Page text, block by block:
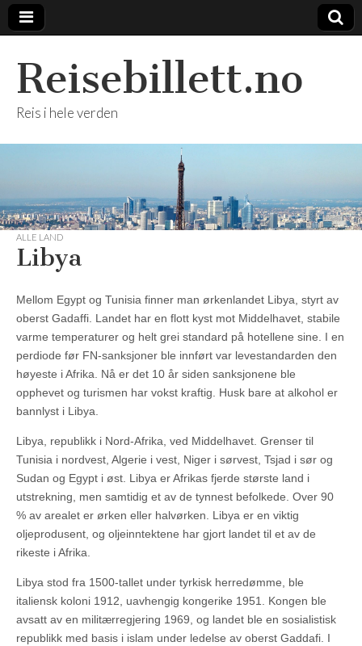
Reisebillett.no
Reis i hele verden
ALLE LAND
Libya
Mellom Egypt og Tunisia finner man ørkenlandet Libya, styrt av
oberst Gadaffi. Landet har en flott kyst mot Middelhavet, stabile
varme temperaturer og helt grei standard på hotellene sine. I en
perdiode før FN-sanksjoner ble innført var levestandarden den
høyeste i Afrika. Nå er det 10 år siden sanksjonene ble
opphevet og turismen har vokst kraftig. Husk bare at alkohol er
bannlyst i Libya.
Libya, republikk i Nord-Afrika, ved Middelhavet. Grenser til
Tunisia i nordvest, Algerie i vest, Niger i sørvest, Tsjad i sør og
Sudan og Egypt i øst. Libya er Afrikas fjerde største land i
utstrekning, men samtidig et av de tynnest befolkede. Over 90
% av arealet er ørken eller halvørken. Libya er en viktig
oljeprodusent, og oljeinntektene har gjort landet til et av de
rikeste i Afrika.
Libya stod fra 1500-tallet under tyrkisk herredømme, ble
italiensk koloni 1912, uavhengig kongerike 1951. Kongen ble
avsatt av en militærregjering 1969, og landet ble en sosialistisk
republikk med basis i islam under ledelse av oberst Gaddafi. I